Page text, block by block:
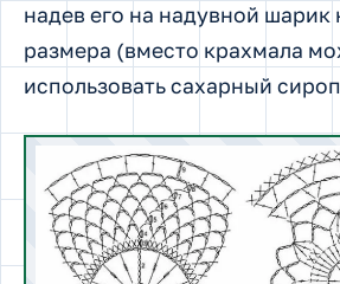
надев его на надувной шарик
размера (вместо крахмала
использовать сахарный